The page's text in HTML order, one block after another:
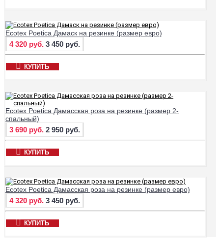
Ecotex Poetica Дамаск на резинке (размер евро)
4 320 руб. 3 450 руб.
КУПИТЬ
Ecotex Poetica Дамасская роза на резинке (размер 2-
спальный)
3 690 руб. 2 950 руб.
КУПИТЬ
Ecotex Poetica Дамасская роза на резинке (размер евро)
4 320 руб. 3 450 руб.
КУПИТЬ